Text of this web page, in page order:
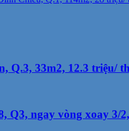
Q.3, 33m2, 12.3 triệu/
Q3, ngay vòng xoay 3/